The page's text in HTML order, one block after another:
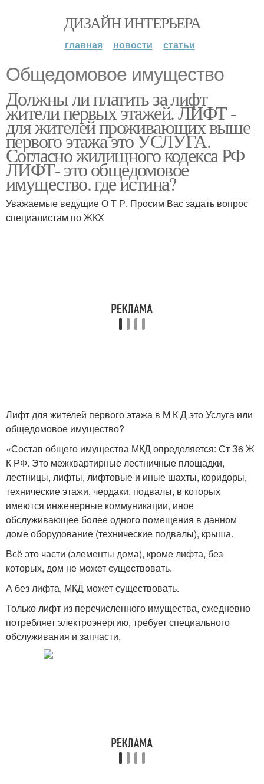
ДИЗАЙН ИНТЕРЬЕРА
главная новости статьи
Общедомовое имущество
Должны ли платить за лифт
жители первых этажей. ЛИФТ -
для жителей проживающих выше
первого этажа это УСЛУГА.
Согласно жилищного кодекса РФ
ЛИФТ- это общедомовое
имущество. где истина?
Уважаемые ведущие О Т Р. Просим Вас задать вопрос
специалистам по ЖКХ
Лифт для жителей первого этажа в М К Д это Услуга или
общедомовое имущество?
«Состав общего имущества МКД определяется: Ст З6 Ж
К РФ. Это межквартирные лестничные площадки,
лестницы, лифты, лифтовые и иные шахты, коридоры,
технические этажи, чердаки, подвалы, в которых
имеются инженерные коммуникации, иное
обслуживающее более одного помещения в данном
доме оборудование (технические подвалы), крыша.
Всё это части (элементы дома), кроме лифта, без
которых, дом не может существовать.
А без лифта, МКД может существовать.
Только лифт из перечисленного имущества, ежедневно
потребляет электроэнергию, требует специального
обслуживания и запчасти,